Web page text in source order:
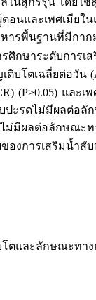
อนและเพศเมีย
รพื้นฐานที่มีกาก
รศึกษาระดับการเ
ติบโตเฉลี่ยต่อวัน
(P>0.05) และ
ะรดไม่มีผลต่อลั
ม่มีผลต่อลักษณะ
องการเสริมน้ำ
บโตและลักษณะท